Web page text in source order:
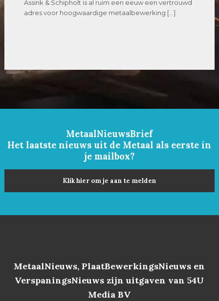
Assink & Schipholt is al ruim een eeuw een vertrouwd
adres voor hoogwaardige metaalbewerking […]
MetaalNieuwsBrief
Het laatste nieuws uit de Metaal als eerste in
je mailbox?
Klik hier om je aan te melden
MetaalNieuws, PlaatBewerkingsNieuws en
VerspaningsNieuws zijn uitgaven van 54U
Media BV